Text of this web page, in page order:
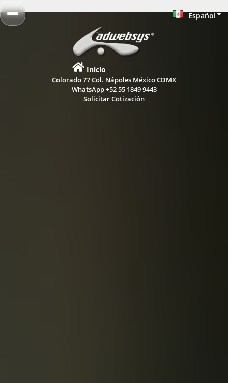
Español
English
Inicio
Colorado 77 Col. Nápoles México CDMX
WhatsApp +52 55 1849 9443
Solicitar Cotización